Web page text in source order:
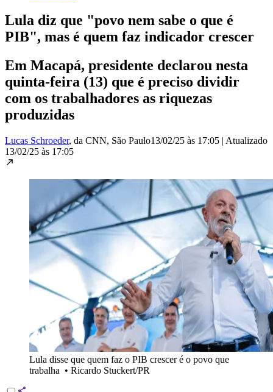
Lula diz que "povo nem sabe o que é
PIB", mas é quem faz indicador crescer
Em Macapá, presidente declarou nesta
quinta-feira (13) que é preciso dividir
com os trabalhadores as riquezas
produzidas
Lucas Schroeder, da CNN, São Paulo13/02/25 às 17:05 | Atualizado
13/02/25 às 17:05
Lula disse que quem faz o PIB crescer é o povo que
trabalha • Ricardo Stuckert/PR